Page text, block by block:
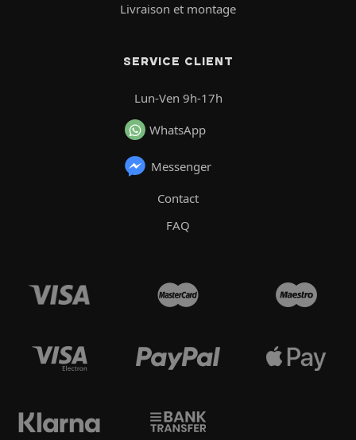
Livraison et montage
SERVICE CLIENT
Lun-Ven 9h-17h
WhatsApp
Messenger
Contact
FAQ